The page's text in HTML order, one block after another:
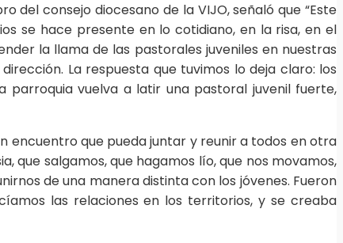
del consejo diocesano de la VIJO, señaló que “Este
se hace presente en lo cotidiano, en la risa, en el
la llama de las pastorales juveniles en nuestras
La respuesta que tuvimos lo deja claro: los
vuelva a latir una pastoral juvenil fuerte,
encuentro que pueda juntar y reunir a todos en otra
que salgamos, que hagamos lío, que nos movamos,
de una manera distinta con los jóvenes. Fueron
las relaciones en los territorios, y se creaba